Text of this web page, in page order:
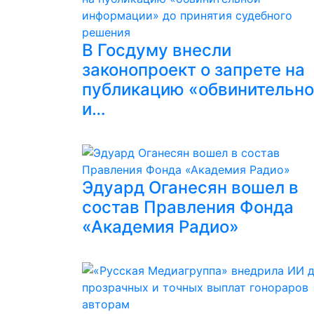
В Госдуму внесли
законопроект о запрете на
публикацию
и…
Эдуард Оганесян вошел в
состав Правления Фонда
«Академия Радио»